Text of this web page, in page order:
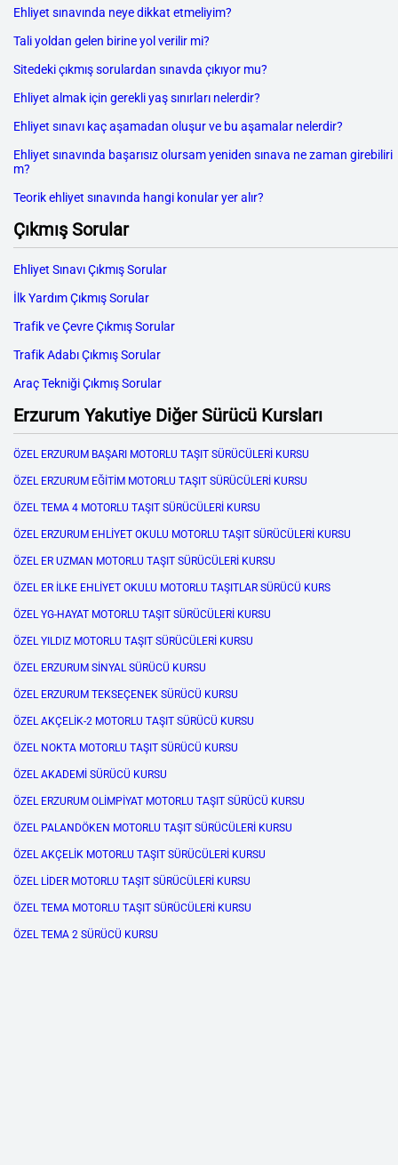
Ehliyet sınavında neye dikkat etmeliyim?
Tali yoldan gelen birine yol verilir mi?
Sitedeki çıkmış sorulardan sınavda çıkıyor mu?
Ehliyet almak için gerekli yaş sınırları nelerdir?
Ehliyet sınavı kaç aşamadan oluşur ve bu aşamalar nelerdir?
Ehliyet sınavında başarısız olursam yeniden sınava ne zaman girebiliri
m?
Teorik ehliyet sınavında hangi konular yer alır?
Çıkmış Sorular
Ehliyet Sınavı Çıkmış Sorular
İlk Yardım Çıkmış Sorular
Trafik ve Çevre Çıkmış Sorular
Trafik Adabı Çıkmış Sorular
Araç Tekniği Çıkmış Sorular
Erzurum Yakutiye Diğer Sürücü Kursları
ÖZEL ERZURUM BAŞARI MOTORLU TAŞIT SÜRÜCÜLERİ KURSU
ÖZEL ERZURUM EĞİTİM MOTORLU TAŞIT SÜRÜCÜLERİ KURSU
ÖZEL TEMA 4 MOTORLU TAŞIT SÜRÜCÜLERİ KURSU
ÖZEL ERZURUM EHLİYET OKULU MOTORLU TAŞIT SÜRÜCÜLERİ KURSU
ÖZEL ER UZMAN MOTORLU TAŞIT SÜRÜCÜLERİ KURSU
ÖZEL ER İLKE EHLİYET OKULU MOTORLU TAŞITLAR SÜRÜCÜ KURS
ÖZEL YG-HAYAT MOTORLU TAŞIT SÜRÜCÜLERİ KURSU
ÖZEL YILDIZ MOTORLU TAŞIT SÜRÜCÜLERİ KURSU
ÖZEL ERZURUM SİNYAL SÜRÜCÜ KURSU
ÖZEL ERZURUM TEKSEÇENEK SÜRÜCÜ KURSU
ÖZEL AKÇELİK-2 MOTORLU TAŞIT SÜRÜCÜ KURSU
ÖZEL NOKTA MOTORLU TAŞIT SÜRÜCÜ KURSU
ÖZEL AKADEMİ SÜRÜCÜ KURSU
ÖZEL ERZURUM OLİMPİYAT MOTORLU TAŞIT SÜRÜCÜ KURSU
ÖZEL PALANDÖKEN MOTORLU TAŞIT SÜRÜCÜLERİ KURSU
ÖZEL AKÇELİK MOTORLU TAŞIT SÜRÜCÜLERİ KURSU
ÖZEL LİDER MOTORLU TAŞIT SÜRÜCÜLERİ KURSU
ÖZEL TEMA MOTORLU TAŞIT SÜRÜCÜLERİ KURSU
ÖZEL TEMA 2 SÜRÜCÜ KURSU